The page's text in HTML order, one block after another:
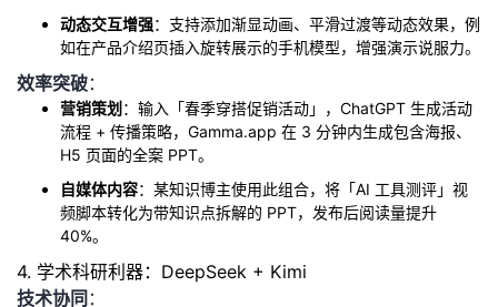
动态交互增强：支持添加渐显动画、平滑过渡等动态效果，例
如在产品介绍页插入旋转展示的手机模型，增强演示说服力。
效率突破：
营销策划 ：输入「春季穿搭促销活动」，ChatGPT 生成活动
流程 + 传播策略，Gamma.app 在 3 分钟内生成包含海报、
H5 页面的全案 PPT。
自媒体内容：某知识博主使用此组合，将「AI 工具测评」视
频脚本转化为带知识点拆解的 PPT，发布后阅读量提升
40%。
4. 学术科研利器：DeepSeek + Kimi
技术协同 ：